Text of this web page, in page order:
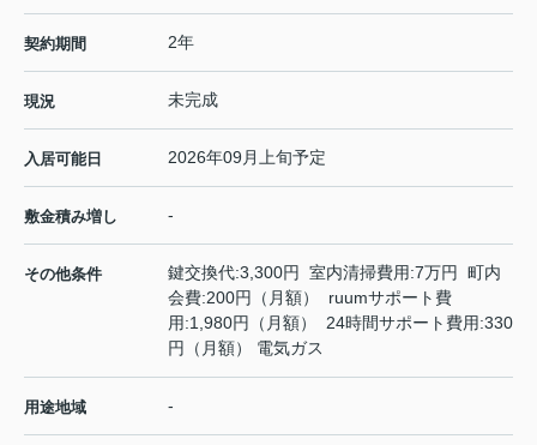
契約期間 2年
現況 未完成
入居可能日 2026年09月上旬予定
敷金積み増し -
その他条件
鍵交換代:3,300円 室内清掃費用:7万円 町内
会費:200円（月額） ruumサポート費
用:1,980円（月額） 24時間サポート費用:330
円（月額） 電気ガス
用途地域 -